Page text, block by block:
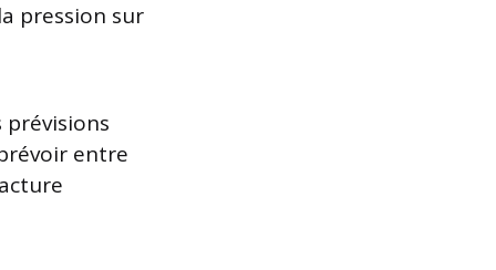
pression sur
prévisions
entre